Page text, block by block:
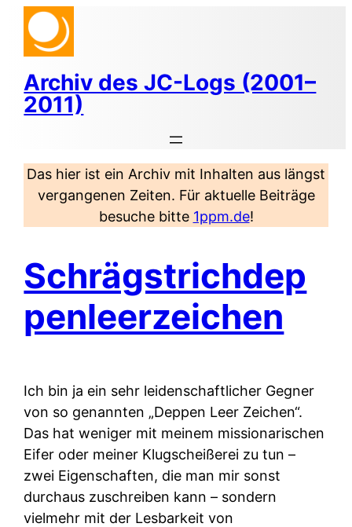
Zum
Inhalt
springen
Archiv des JC-Logs (2001–
2011)
Das hier ist ein Archiv mit Inhalten aus längst
vergangenen Zeiten. Für aktuelle Beiträge
besuche bitte 1ppm.de!
Schrägstrichdep
penleerzeichen
Ich bin ja ein sehr leidenschaftlicher Gegner
von so genannten „Deppen Leer Zeichen“.
Das hat weniger mit meinem missionarischen
Eifer oder meiner Klugscheißerei zu tun –
zwei Eigenschaften, die man mir sonst
durchaus zuschreiben kann – sondern
vielmehr mit der Lesbarkeit von